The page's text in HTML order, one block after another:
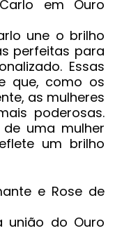
une o brilho
perfeitas para
Essas
que, como os
as mulheres
poderosas.
uma mulher
um brilho
união do Ouro